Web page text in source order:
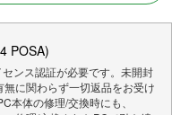
POSA)
ンス認証が必要です。未開封
に関わらず一切返品をお受け
本体の修理/交換時にも、